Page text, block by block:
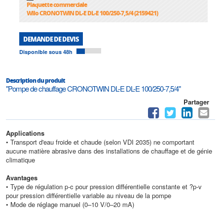
Plaquette commerciale
Wilo CRONOTWIN DL-E DL-E 100/250-7,5/4 (2159421)
DEMANDE DE DEVIS
Disponible sous 48h
Description du produit
"Pompe de chauffage CRONOTWIN DL-E DL-E 100/250-7,5/4"
Partager
Applications
• Transport d'eau froide et chaude (selon VDI 2035) ne comportant
aucune matière abrasive dans des installations de chauffage et de génie
climatique
Avantages
• Type de régulation p-c pour pression différentielle constante et ?p-v
pour pression différentielle variable au niveau de la pompe
• Mode de réglage manuel (0–10 V/0–20 mA)